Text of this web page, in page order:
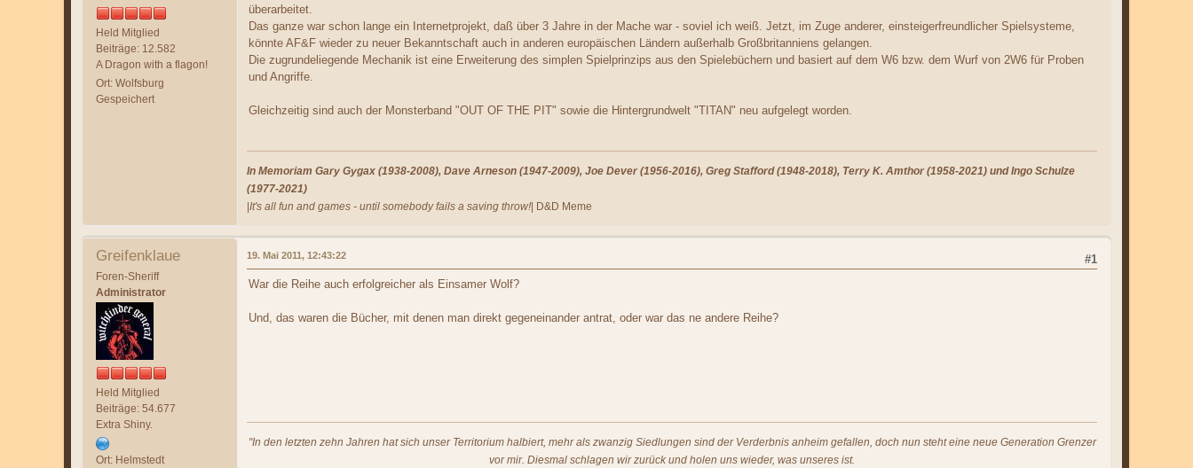
Held Mitglied
Beiträge: 12.582
A Dragon with a flagon!
Ort: Wolfsburg
Gespeichert
überarbeitet.
Das ganze war schon lange ein Internetprojekt, daß über 3 Jahre in der Mache war - soviel ich weiß. Jetzt, im Zuge anderer, einsteigerfreundlicher Spielsysteme,
könnte AF&F wieder zu neuer Bekanntschaft auch in anderen europäischen Ländern außerhalb Großbritanniens gelangen.
Die zugrundeliegende Mechanik ist eine Erweiterung des simplen Spielprinzips aus den Spielebüchern und basiert auf dem W6 bzw. dem Wurf von 2W6 für Proben
und Angriffe.
Gleichzeitig sind auch der Monsterband "OUT OF THE PIT" sowie die Hintergrundwelt "TITAN" neu aufgelegt worden.
In Memoriam Gary Gygax (1938-2008), Dave Arneson (1947-2009), Joe Dever (1956-2016), Greg Stafford (1948-2018), Terry K. Amthor (1958-2021) und Ingo Schulze
(1977-2021)
|It's all fun and games - until somebody fails a saving throw!| D&D Meme
Greifenklaue
Foren-Sheriff
Administrator
Held Mitglied
Beiträge: 54.677
Extra Shiny.
Ort: Helmstedt
#1
19. Mai 2011, 12:43:22
War die Reihe auch erfolgreicher als Einsamer Wolf?
Und, das waren die Bücher, mit denen man direkt gegeneinander antrat, oder war das ne andere Reihe?
"In den letzten zehn Jahren hat sich unser Territorium halbiert, mehr als zwanzig Siedlungen sind der Verderbnis anheim gefallen, doch nun steht eine neue Generation Grenzer
vor mir. Diesmal schlagen wir zurück und holen uns wieder, was unseres ist.